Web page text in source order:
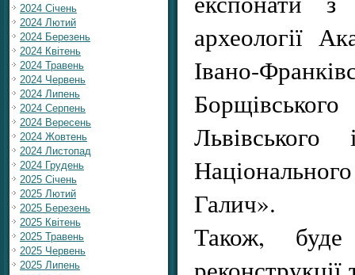
2024 Січень
2024 Лютий
2024 Березень
2024 Квітень
2024 Травень
2024 Червень
2024 Липень
2024 Серпень
2024 Вересень
2024 Жовтень
2024 Листопад
2024 Грудень
2025 Січень
2025 Лютий
2025 Березень
2025 Квітень
2025 Травень
2025 Червень
2025 Липень
археології
Івано-
Львівського
Галич».
Також, буде